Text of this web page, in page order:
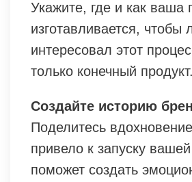
Укажите, где и как ваша
изготавливается, чтобы
интересовал этот
только конечный продукт.
Создайте историю
Поделитесь
привело к запуску
поможет создать